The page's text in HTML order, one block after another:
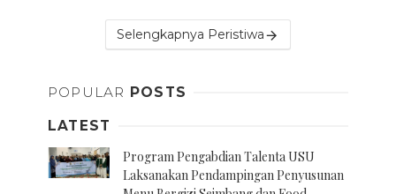
Selengkapnya Peristiwa
POPULAR POSTS
LATEST
Program Pengabdian Talenta USU
Laksanakan Pendampingan Penyusunan